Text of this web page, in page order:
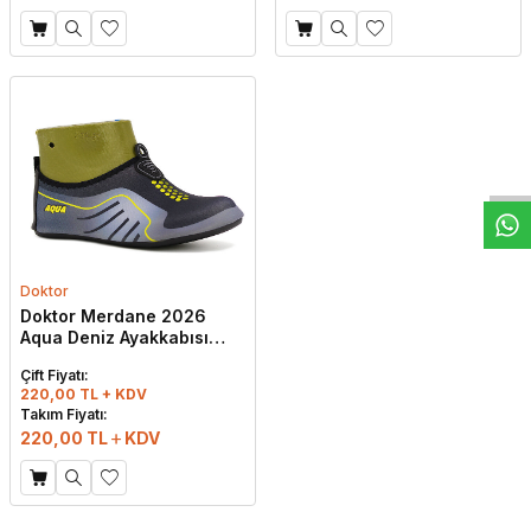
Doktor
Doktor Merdane 2026
Aqua Deniz Ayakkabısı
Çift Fiyatı:
220,00 TL + KDV
Takım Fiyatı:
220,00 TL KDV